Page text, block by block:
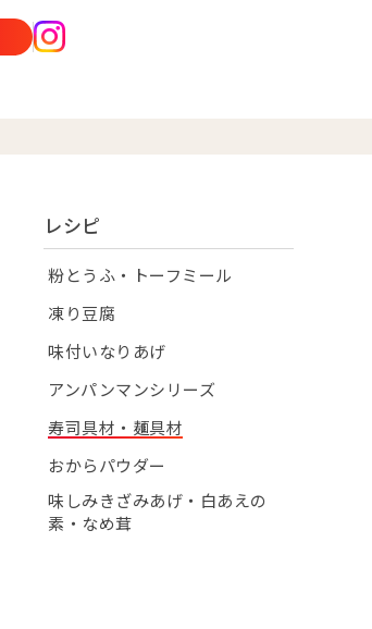
レシピ
粉とうふ・トーフミール
凍り豆腐
味付いなりあげ
アンパンマンシリーズ
寿司具材・麺具材
おからパウダー
味しみきざみあげ・白あえの
素・なめ茸